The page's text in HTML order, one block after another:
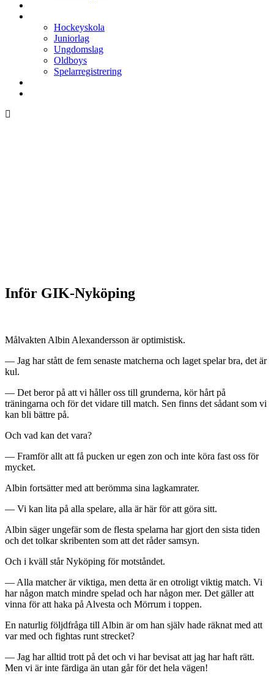
Hockeyskola
Juniorlag
Ungdomslag
Oldboys
Spelarregistrering
Inför GIK-Nyköping
Målvakten Albin Alexandersson är optimistisk.
— Jag har stått de fem senaste matcherna och laget spelar bra, det är
kul.
— Det beror på att vi håller oss till grunderna, kör hårt på
träningarna och för det vidare till match. Sen finns det sådant som vi
kan bli bättre på.
Och vad kan det vara?
— Framför allt att få pucken ur egen zon och inte köra fast oss för
mycket.
Albin fortsätter med att berömma sina lagkamrater.
— Vi kan lita på alla spelare, alla är här för att göra sitt.
Albin säger ungefär som de flesta spelarna har gjort den sista tiden
och det tolkar skribenten som att det råder samsyn.
Och i kväll står Nyköping för motståndet.
— Alla matcher är viktiga, men detta är en otroligt viktig match. Vi
har någon match mindre spelad och har någon mer. Det gäller att
vinna för att haka på Alvesta och Mörrum i toppen.
En naturlig följdfråga till Albin är om han själv hade räknat med att
var med och fightas runt strecket?
— Jag har alltid trott på det och vi har bevisat att jag har haft rätt.
Men vi är inte färdiga än utan går för det hela vägen!